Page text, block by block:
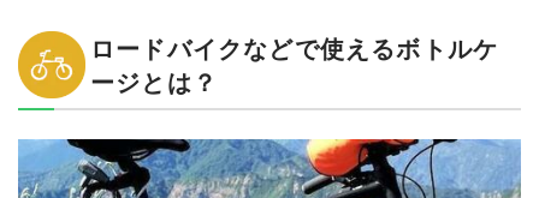
19位:千円を切る価格の「OnKJ」
19位:2個セットでお買い得の「ギアトル」
21位:2個入りでコスパ抜群の「RICYRLK」
21位:ボトルをしっかり保持してくれる「SUPACAZ」
23位:細身でどんな自転車にも合う UNICO「BIKE'N ROLL」
ロードバイクなどで使えるボトルケ
ージとは？